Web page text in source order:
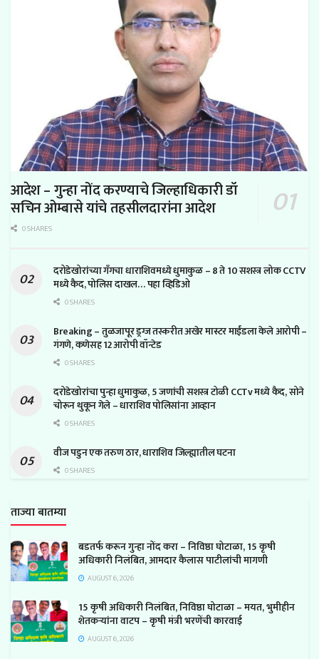
आदेश – गुन्हा नोंद करण्याचे जिल्हाधिकारी डॉ
सचिन ओम्बासे यांचे तहसीलदारांना आदेश
0 SHARES
दरोडेखोरांच्या गँगचा धाराशिवमध्ये धुमाकुळ – 8 ते 10 सशस्त्र लोक CCTV
मध्ये कैद, पोलिस दाखल… पहा व्हिडिओ
0 SHARES
Breaking – तुळजापूर ड्रग्ज तस्करीत अखेर मास्टर माईंडला केले आरोपी –
गंगणे, कणेसह 12 आरोपी वॉन्टेड
0 SHARES
दरोडेखोरांचा पुन्हा धुमाकुळ, 5 जणांची सशस्त्र टोळी CCTv मध्ये कैद, सोने
चोरून थुकून गेले – धाराशिव पोलिसांना आव्हान
0 SHARES
वीज पडुन एक तरुण ठार, धाराशिव जिल्ह्यातील घटना
0 SHARES
ताज्या बातम्या
बडतर्फ करून गुन्हा नोंद करा – निविष्ठा घोटाळा, 15 कृषी
अधिकारी निलंबित, आमदार कैलास पाटीलांची मागणी
AUGUST 6, 2026
15 कृषी अधिकारी निलंबित, निविष्ठा घोटाळा – मयत, भुमीहीन
शेतकऱ्यांना वाटप – कृषी मंत्री भरणेंची कारवाई
AUGUST 6, 2026